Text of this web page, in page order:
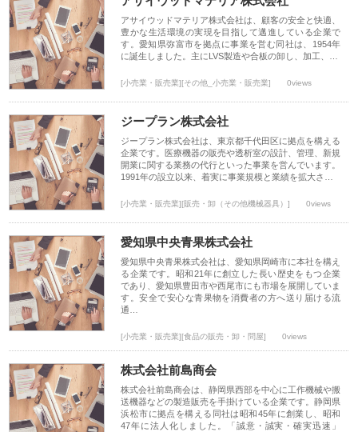
アサイウッドマテリア株式会社は、顧客の安全と快適、
豊かな生活環境の実現を目指して邁進している企業で
す。愛知県弥富市を拠点に事業を営む同社は、1954年
に誕生しました。主にLVS製造や合板の卸し、加工、…
[小売業・販売業][その他_小売業・販売業] 0views
ジープラン株式会社
ジープラン株式会社は、東京都千代田区に拠点を構える
企業です。医療機器の販売や透析室の設計、管理、新規
開業に関する業務の代行といった事業を営んでいます。
1991年の設立以来、着実に事業規模と業績を拡大さ…
[小売業・販売業][販売・卸（その他機械器具）] 0views
愛知県中央青果株式会社
愛知県中央青果株式会社は、愛知県岡崎市に本社を構え
る企業です。昭和21年に創立した長い歴史をもつ企業
であり、愛知県豊田市や西尾市にも市場を展開していま
す。安全で安心な青果物を消費者の方へ送り届ける流
通…
[小売業・販売業][食品の販売・卸・問屋] 0views
株式会社前島商会
株式会社前島商会は、静岡県西部を中心に工作機械や搬
送機器などの製造販売を手掛けている企業です。静岡県
浜松市に拠点を構える同社は昭和45年に創業し、昭和
47年に法人化しました。「誠意・誠実・確実迅速」